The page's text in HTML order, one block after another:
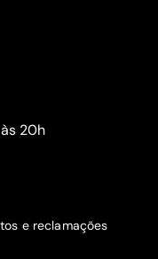
20h
e reclamações